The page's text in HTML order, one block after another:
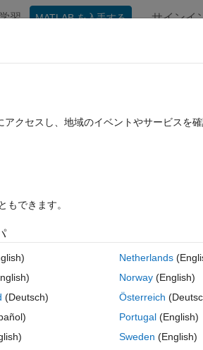
習 MATLAB を入手する サインイ
the sldvData.mat file
in the sldvData.mat file after
クセスし、地域のイベントやサービスを
もできます。
(Deutsch)
Netherlands
Norway(English)
Österreich
Portugal(English)
Sweden (English)